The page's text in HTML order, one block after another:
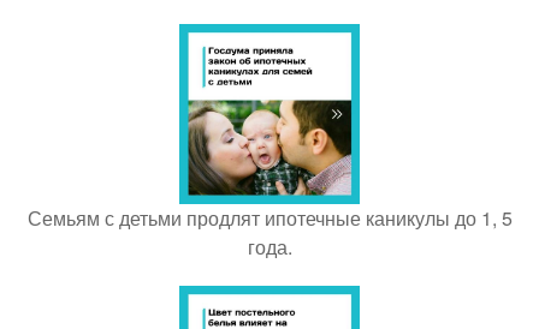
Семьям с детьми продлят ипотечные каникулы до 1, 5
года.